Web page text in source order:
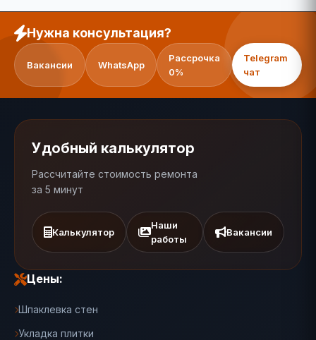
Нужна консультация?
Вакансии WhatsApp
Рассрочка
0%
Telegram
чат
Удобный калькулятор
Рассчитайте стоимость ремонта
за 5 минут
Калькулятор
Наши
работы
Вакансии
Цены:
Шпаклевка стен
Укладка плитки